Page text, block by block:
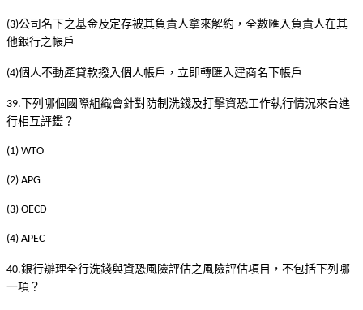
(3)公司名下之基金及定存被其負責人拿來解約，全數匯入負責人在其
他銀行之帳戶
(4)個人不動產貸款撥入個人帳戶，立即轉匯入建商名下帳戶
39. 下列哪個國際組織會針對防制洗錢及打擊資恐工作執行情況來台進
行相互評鑑？
(1) WTO
(2) APG
(3) OECD
(4) APEC
40.銀行辦理全行洗錢與資恐風險評估之風險評估項目，不包括下列哪
一項？